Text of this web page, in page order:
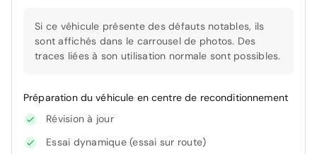
Si ce véhicule présente des défauts notables, ils
sont affichés dans le carrousel de photos. Des
traces liées à son utilisation normale sont possibles.
Préparation du véhicule en centre de reconditionnement
Révision à jour
Essai dynamique (essai sur route)